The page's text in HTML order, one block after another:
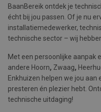
BaanBereik ontdek je
écht bij jou passen. Of je nu
installatiemedewerker,
technische sector – wij
Met een persoonlijke aanpak
andere Hoorn, Zwaag,
Enkhuizen helpen we jou aan
presteren én plezier hebt.
technische uitdaging!